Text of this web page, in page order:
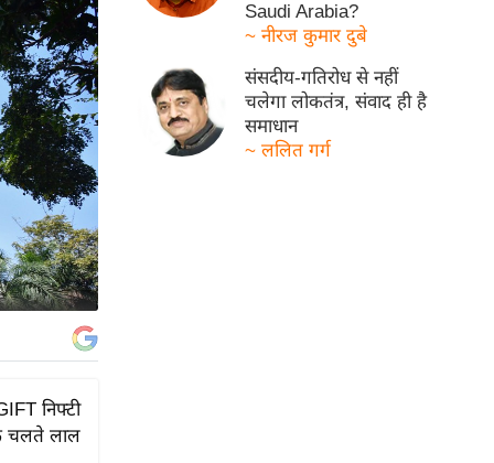
निफ्टी
चलते लाल
Saudi Arabia?
~ नीरज कुमार दुबे
संसदीय-गतिरोध से नहीं
चलेगा लोकतंत्र, संवाद ही है
समाधान
~ ललित गर्ग